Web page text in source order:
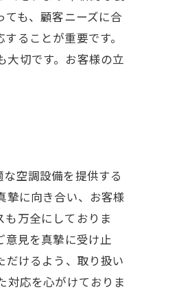
も、顧客ニーズに合
ることが重要です。
大切です。お客様の立
空調設備を提供する
摯に向き合い、お客様
万全にしておりま
意見を真摯に受け止
だけるよう、取り扱い
対応を心がけておりま